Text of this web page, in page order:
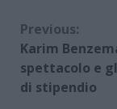
Continue
Reading
Previous:
Karim
spettacolo e
di stipendio